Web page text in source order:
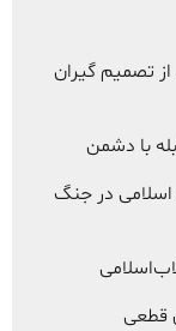
تصمیم گیران
با دشمن
در جنگ
قطعی